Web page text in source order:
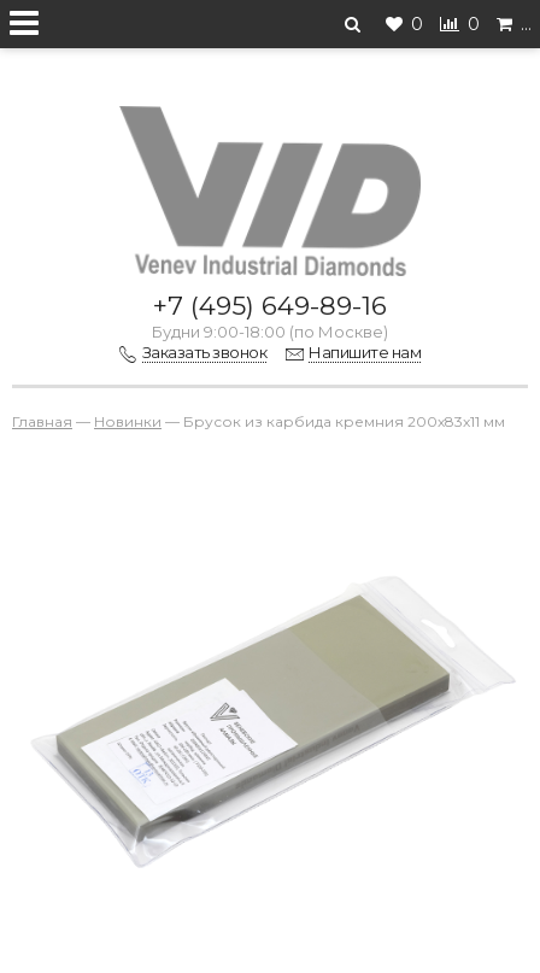
0 0 …
Перейти на старую версию
+7 (495) 649-89-16
Будни 9:00-18:00 (по Москве)
Заказать звонок
Напишите нам
Главная — Новинки — Брусок из карбида кремния 200х83х11 мм